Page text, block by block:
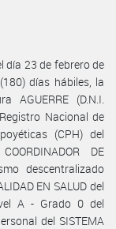
día 23 de febrero de
días hábiles, la
(D.N.I.
Nacional de
(CPH) del
DE
descentralizado
EN SALUD del
A - Grado 0 del
del SISTEMA